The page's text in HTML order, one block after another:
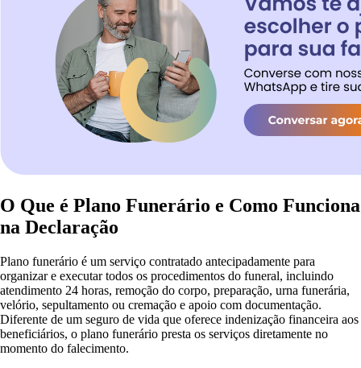
O Que é Plano Funerário e Como Funciona
na Declaração
Plano funerário é um serviço contratado antecipadamente para
organizar e executar todos os procedimentos do funeral, incluindo
atendimento 24 horas, remoção do corpo, preparação, urna funerária,
velório, sepultamento ou cremação e apoio com documentação.
Diferente de um seguro de vida que oferece indenização financeira aos
beneficiários, o plano funerário presta os serviços diretamente no
momento do falecimento.